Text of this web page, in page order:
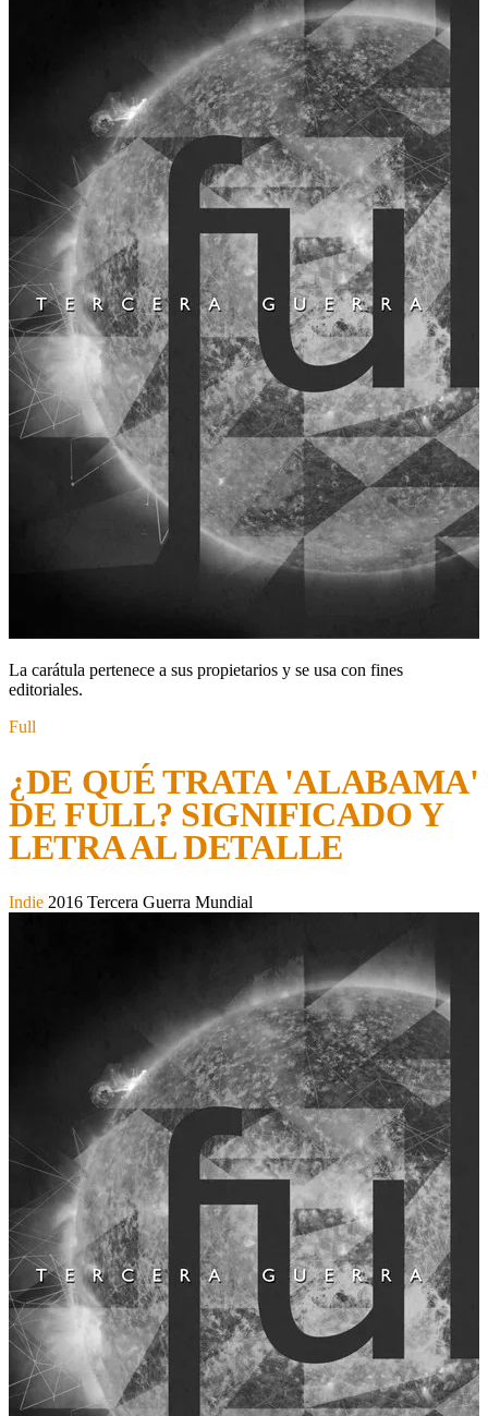
La carátula pertenece a sus propietarios y se usa con fines
editoriales.
Full
¿DE QUÉ TRATA 'ALABAMA'
DE FULL? SIGNIFICADO Y
LETRA AL DETALLE
Indie 2016 Tercera Guerra Mundial